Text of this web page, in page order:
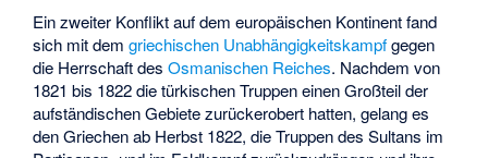
Ein zweiter Konflikt auf dem europäischen Kontinent fand
sich mit demgriechischen Unabhängigkeitskampfgegen
die Herrschaft desOsmanischen Reiches. Nachdem von
1821 bis 1822 die türkischen Truppen einen Großteil der
aufständischen Gebiete zurückerobert hatten, gelang es
den Griechen ab Herbst 1822, die Truppen des Sultans im